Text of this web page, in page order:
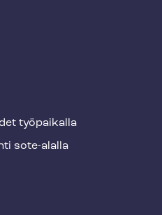
työpaikalla
sote-alalla